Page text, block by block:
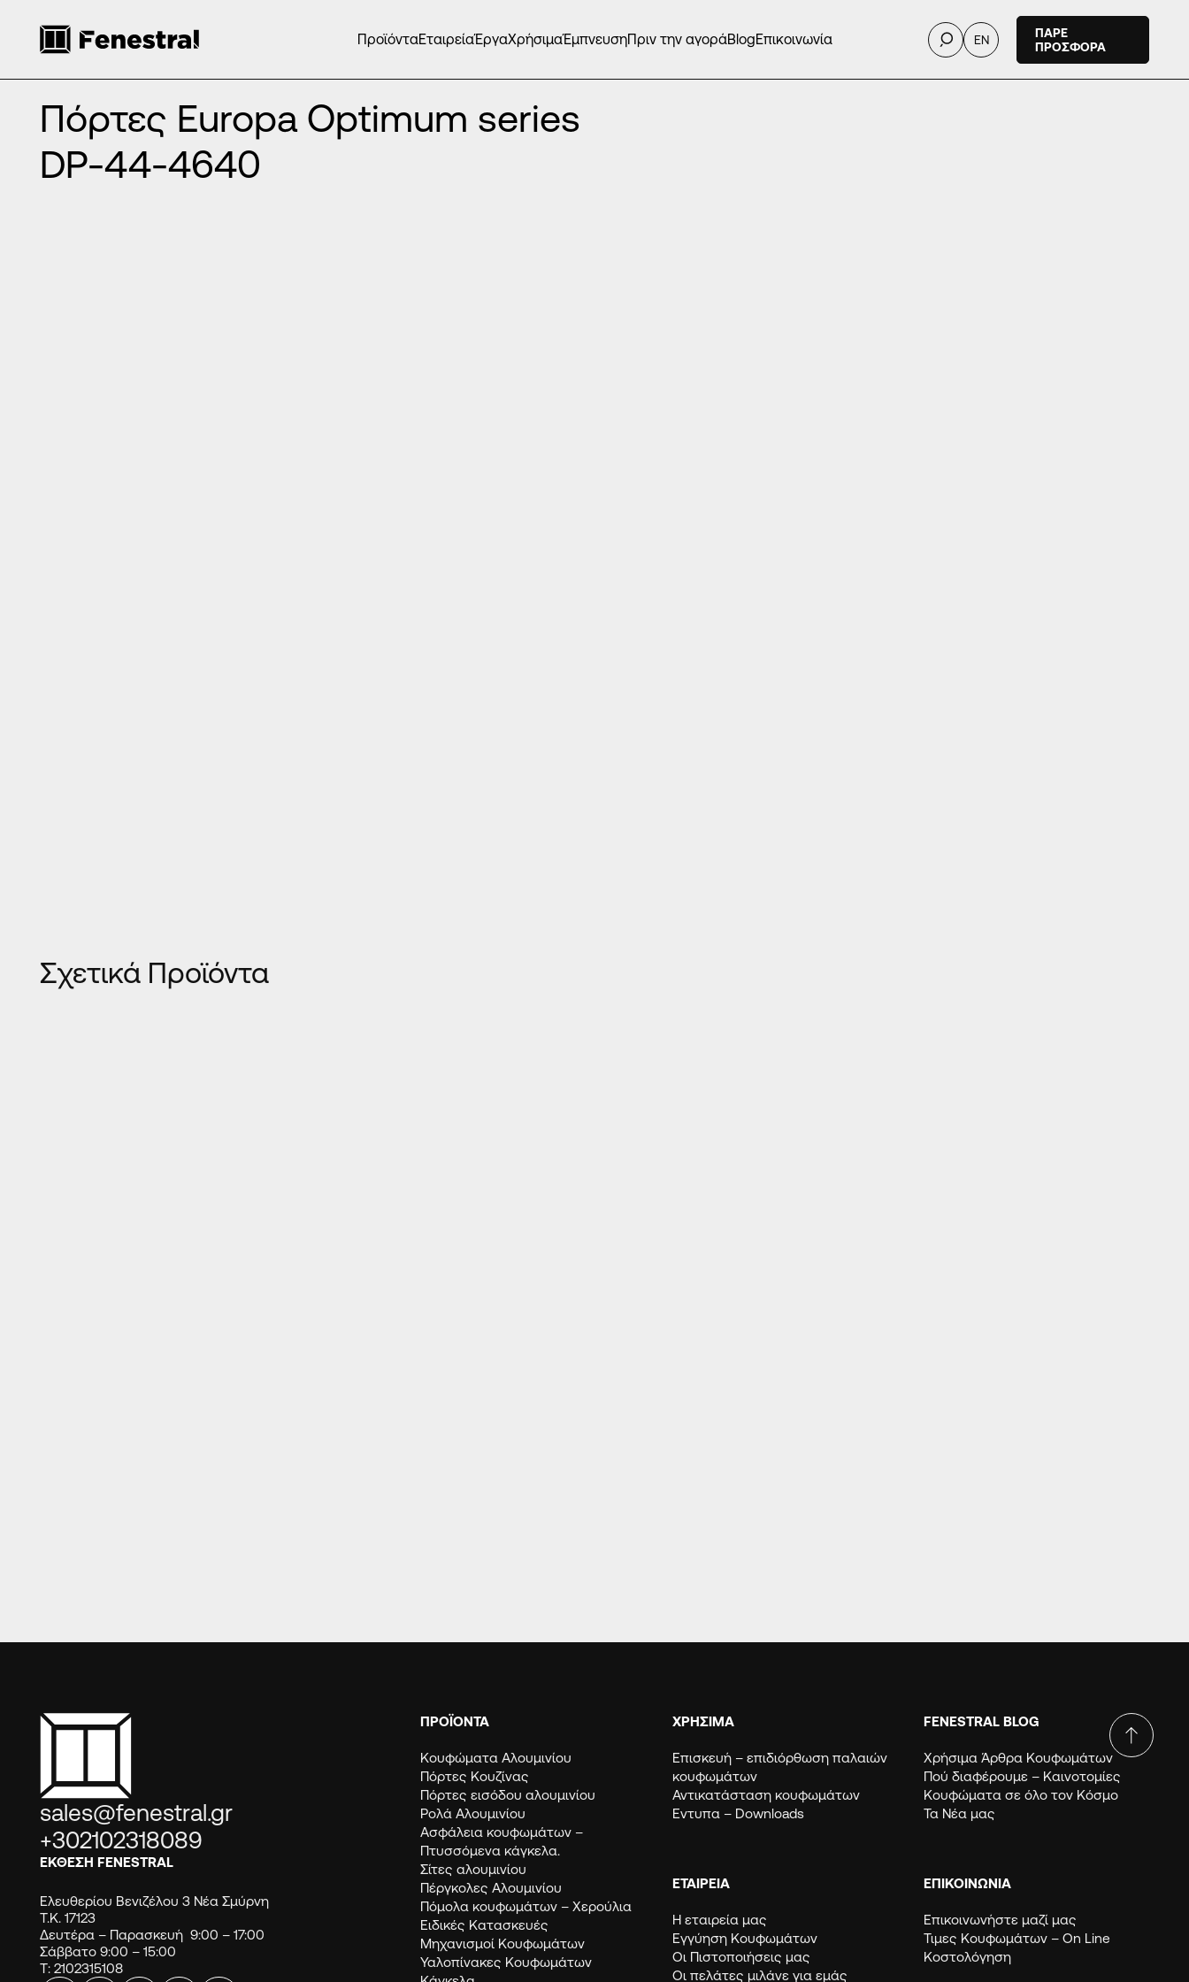
ΠροϊόνταΕταιρείαΈργαΧρήσιμαΈμπνευσηΠριν την αγοράBlogΕπικοινωνία EN
ΠΑΡΕ
ΠΡΟΣΦΟΡΑ
ΑΡΧΙΚΉ ΠΡΟΪΌΝΤΑ/ΠΌΡΤΕΣ ΕΙΣΌΔΟΥ ΑΛΟΥΜΙΝΊΟΥ
Πόρτες Europa Optimum series
DP-44-4640
Σχετικά Προϊόντα
sales@fenestral.gr
+302102318089
ΕΚΘΕΣΗ FENESTRAL
Ελευθερίου Βενιζέλου 3 Νέα Σμύρνη
Τ.Κ. 17123
Δευτέρα – Παρασκευή 9:00 – 17:00
Σάββατο 9:00 – 15:00
Τ: 2102315108
ΠΡΟΪΟΝΤΑ
Κουφώματα Αλουμινίου
Πόρτες Κουζίνας
Πόρτες εισόδου αλουμινίου
Ρολά Αλουμινίου
Ασφάλεια κουφωμάτων –
Πτυσσόμενα κάγκελα.
Σίτες αλουμινίου
Πέργκολες Αλουμινίου
Πόμολα κουφωμάτων – Χερούλια
Ειδικές Κατασκευές
Μηχανισμοί Κουφωμάτων
Υαλοπίνακες Κουφωμάτων
ΧΡΗΣΙΜΑ
Eπισκευή – επιδιόρθωση παλαιών
κουφωμάτων
Αντικατάσταση κουφωμάτων
Εντυπα – Downloads
ΕΤΑΙΡΕΙΑ
Η εταιρεία μας
Εγγύηση Κουφωμάτων
Οι Πιστοποιήσεις μας
Οι πελάτες μιλάνε για εμάς
FENESTRAL BLOG
Χρήσιμα Άρθρα Κουφωμάτων
Πού διαφέρουμε – Καινοτομίες
Κουφώματα σε όλο τον Κόσμο
Τα Νέα μας
ΕΠΙΚΟΙΝΩΝΙΑ
Επικοινωνήστε μαζί μας
Τιμες Κουφωμάτων – Οn Line
Κοστολόγηση